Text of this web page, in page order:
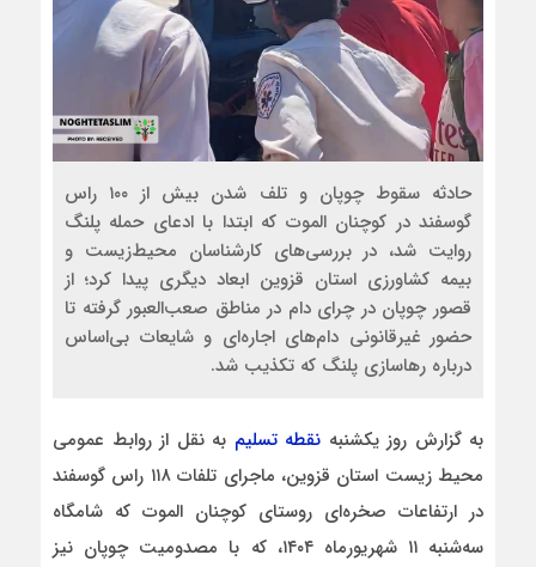
حادثه سقوط چوپان و تلف شدن بیش از ۱۰۰ راس
گوسفند در کوچنان الموت که ابتدا با ادعای حمله پلنگ
روایت شد، در بررسی‌های کارشناسان محیط‌زیست و
بیمه کشاورزی استان قزوین ابعاد دیگری پیدا کرد؛ از
قصور چوپان در چرای دام در مناطق صعب‌العبور گرفته تا
حضور غیرقانونی دام‌های اجاره‌ای و شایعات بی‌اساس
درباره رهاسازی پلنگ که تکذیب شد.
به گزارش روز یکشنبه نقطه تسلیم به نقل از روابط عمومی
محیط زیست استان قزوین، ماجرای تلفات ۱۱۸ راس گوسفند
در ارتفاعات صخره‌ای روستای کوچنان الموت که شامگاه
سه‌شنبه ۱۱ شهریورماه ۱۴۰۴، که با مصدومیت چوپان نیز